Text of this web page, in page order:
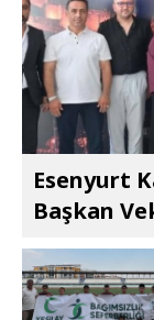
Esenyurt
Başkan